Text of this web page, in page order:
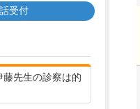
受付
先生の診察は的